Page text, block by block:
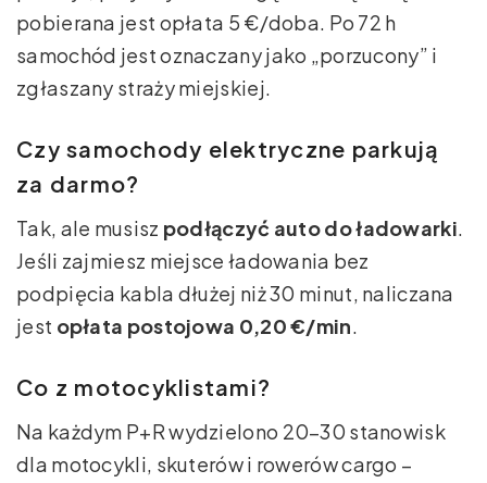
pobierana jest opłata 5 €/doba. Po 72 h
samochód jest oznaczany jako „porzucony” i
zgłaszany straży miejskiej.
Czy samochody elektryczne parkują
za darmo?
Tak, ale musisz podłączyć auto do ładowarki.
Jeśli zajmiesz miejsce ładowania bez
podpięcia kabla dłużej niż 30 minut, naliczana
jest opłata postojowa 0,20 €/min.
Co z motocyklistami?
Na każdym P+R wydzielono 20–30 stanowisk
dla motocykli, skuterów i rowerów cargo –